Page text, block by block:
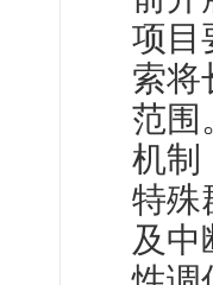
项目
索将
范围
机制
特殊
及中